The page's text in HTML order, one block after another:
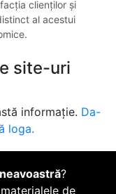
clienților și
al acestui
site-uri
informație. Da-
loga.
?
de